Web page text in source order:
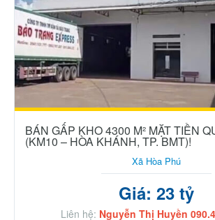
BÁN GẤP KHO 4300 M² MẶT TIỀN
(KM10 – HÒA KHÁNH, TP. BMT)!
Xã Hòa Phú
Giá: 23 tỷ
Liên hệ: Nguyễn Thị Huyền